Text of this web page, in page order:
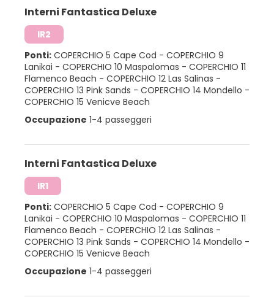
Interni Fantastica Deluxe
IR2
Ponti: COPERCHIO 5 Cape Cod - COPERCHIO 9
Lanikai - COPERCHIO 10 Maspalomas - COPERCHIO 11
Flamenco Beach - COPERCHIO 12 Las Salinas -
COPERCHIO 13 Pink Sands - COPERCHIO 14 Mondello -
COPERCHIO 15 Venicve Beach
Occupazione 1-4 passeggeri
Interni Fantastica Deluxe
IR1
Ponti: COPERCHIO 5 Cape Cod - COPERCHIO 9
Lanikai - COPERCHIO 10 Maspalomas - COPERCHIO 11
Flamenco Beach - COPERCHIO 12 Las Salinas -
COPERCHIO 13 Pink Sands - COPERCHIO 14 Mondello -
COPERCHIO 15 Venicve Beach
Occupazione 1-4 passeggeri